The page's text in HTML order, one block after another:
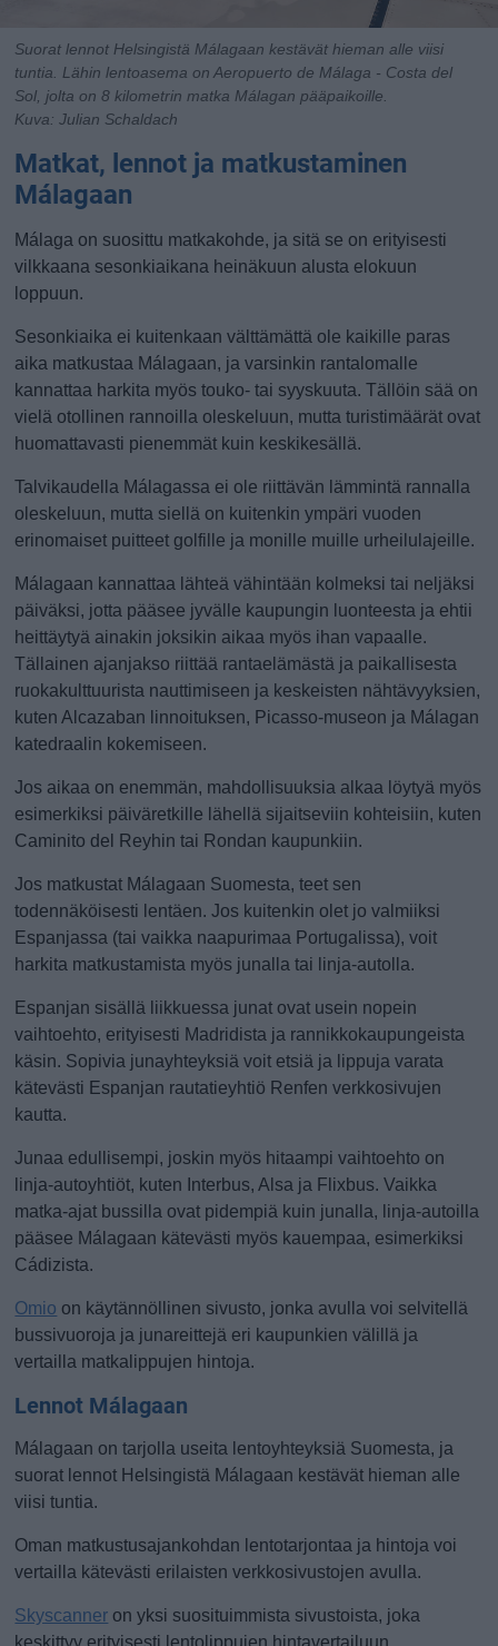
Suorat lennot Helsingistä Málagaan kestävät hieman alle viisi
tuntia. Lähin lentoasema on Aeropuerto de Málaga - Costa del
Sol, jolta on 8 kilometrin matka Málagan pääpaikoille.
Kuva: Julian Schaldach
Matkat, lennot ja matkustaminen
Málagaan
Málaga on suosittu matkakohde, ja sitä se on erityisesti
vilkkaana sesonkiaikana heinäkuun alusta elokuun
loppuun.
Sesonkiaika ei kuitenkaan välttämättä ole kaikille paras
aika matkustaa Málagaan, ja varsinkin rantalomalle
kannattaa harkita myös touko- tai syyskuuta. Tällöin sää on
vielä otollinen rannoilla oleskeluun, mutta turistimäärät ovat
huomattavasti pienemmät kuin keskikesällä.
Talvikaudella Málagassa ei ole riittävän lämmintä rannalla
oleskeluun, mutta siellä on kuitenkin ympäri vuoden
erinomaiset puitteet golfille ja monille muille urheilulajeille.
Málagaan kannattaa lähteä vähintään kolmeksi tai neljäksi
päiväksi, jotta pääsee jyvälle kaupungin luonteesta ja ehtii
heittäytyä ainakin joksikin aikaa myös ihan vapaalle.
Tällainen ajanjakso riittää rantaelämästä ja paikallisesta
ruokakulttuurista nauttimiseen ja keskeisten nähtävyyksien,
kuten Alcazaban linnoituksen, Picasso-museon ja Málagan
katedraalin kokemiseen.
Jos aikaa on enemmän, mahdollisuuksia alkaa löytyä myös
esimerkiksi päiväretkille lähellä sijaitseviin kohteisiin, kuten
Caminito del Reyhin tai Rondan kaupunkiin.
Jos matkustat Málagaan Suomesta, teet sen
todennäköisesti lentäen. Jos kuitenkin olet jo valmiiksi
Espanjassa (tai vaikka naapurimaa Portugalissa), voit
harkita matkustamista myös junalla tai linja-autolla.
Espanjan sisällä liikkuessa junat ovat usein nopein
vaihtoehto, erityisesti Madridista ja rannikkokaupungeista
käsin. Sopivia junayhteyksiä voit etsiä ja lippuja varata
kätevästi Espanjan rautatieyhtiö Renfen verkkosivujen
kautta.
Junaa edullisempi, joskin myös hitaampi vaihtoehto on
linja-autoyhtiöt, kuten Interbus, Alsa ja Flixbus. Vaikka
matka-ajat bussilla ovat pidempiä kuin junalla, linja-autoilla
pääsee Málagaan kätevästi myös kauempaa, esimerkiksi
Cádizista.
Omio on käytännöllinen sivusto, jonka avulla voi selvitellä
bussivuoroja ja junareittejä eri kaupunkien välillä ja
vertailla matkalippujen hintoja.
Lennot Málagaan
Málagaan on tarjolla useita lentoyhteyksiä Suomesta, ja
suorat lennot Helsingistä Málagaan kestävät hieman alle
viisi tuntia.
Oman matkustusajankohdan lentotarjontaa ja hintoja voi
vertailla kätevästi erilaisten verkkosivustojen avulla.
Skyscanner on yksi suosituimmista sivustoista, joka
keskittyy erityisesti lentolippujen hintavertailuun.